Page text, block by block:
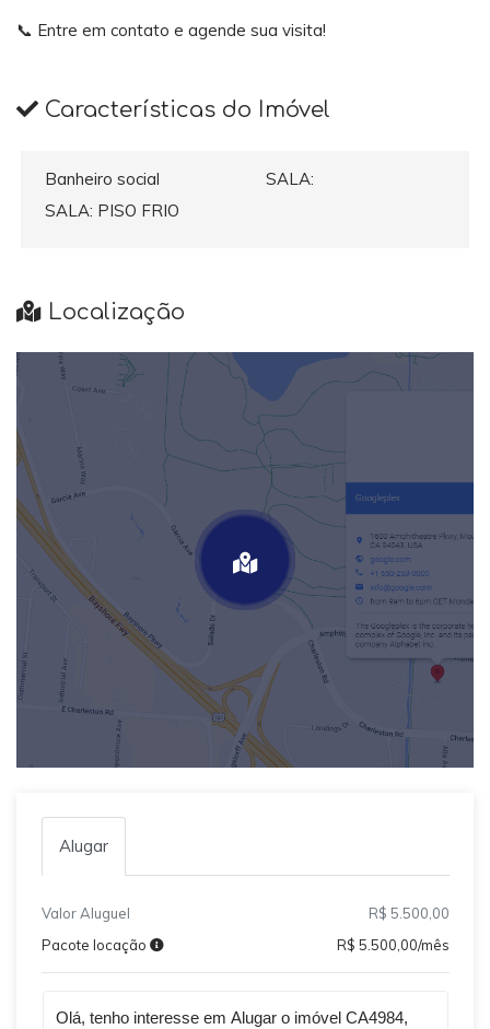
📞 Entre em contato e agende sua visita!
Características do Imóvel
Banheiro social
SALA:
SALA: PISO FRIO
Localização
Alugar
Valor Aluguel
R$ 5.500,00
Pacote locação
R$ 5.500,00/mês